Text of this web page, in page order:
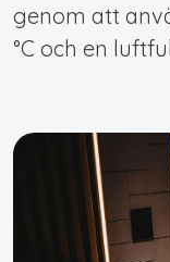
genom att
°C och en